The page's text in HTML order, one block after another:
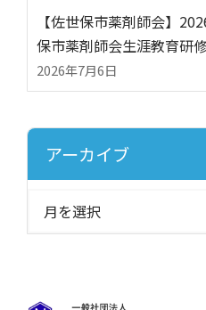
【佐世保市薬剤師会】
保市薬剤師会生涯教育研
2026年7月6日
アーカイブ